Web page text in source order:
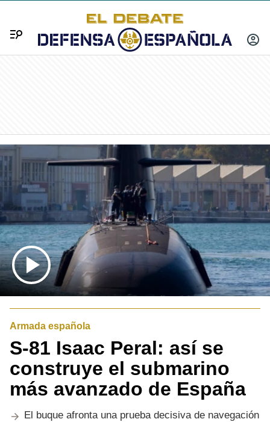
INICIAR
Menú
Armada española
S-81 Isaac Peral: así se
construye el submarino
más avanzado de España
El buque afronta una prueba decisiva de navegación